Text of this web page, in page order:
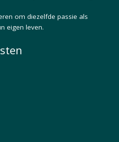
om diezelfde passie als
eigen leven.